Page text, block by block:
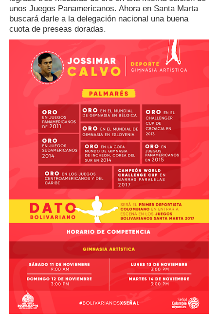
unos Juegos Panamericanos. Ahora en Santa Marta
buscará darle a la delegación nacional una buena
cuota de preseas doradas.